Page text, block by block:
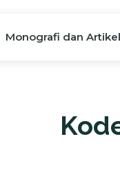
Monografi dan